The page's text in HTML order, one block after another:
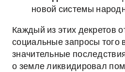
новой системы
Каждый из этих декретов
социальные запросы того
значительные
о земле ликвидировал